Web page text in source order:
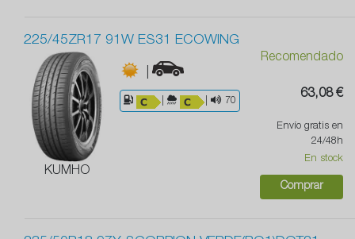
225/45ZR17 91W ES31 ECOWING
KUMHO
|
70
Recomendado
63,08 €
Envío gratis en
24/48h
En stock
Comprar